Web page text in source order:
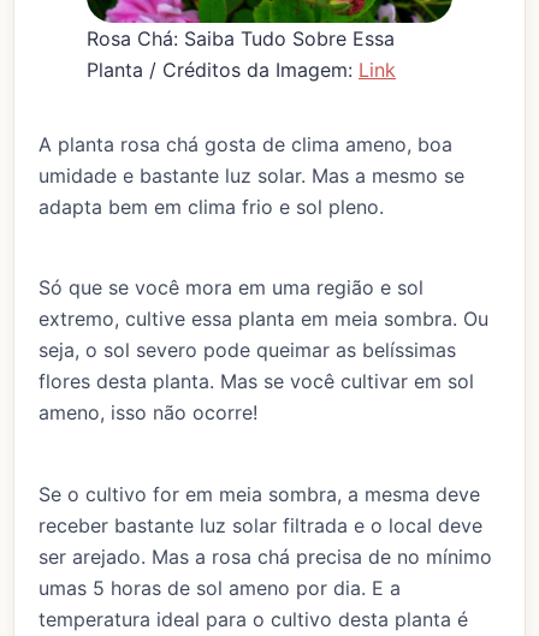
Rosa Chá: Saiba Tudo Sobre Essa
Planta / Créditos da Imagem: Link
A planta rosa chá gosta de clima ameno, boa
umidade e bastante luz solar. Mas a mesmo se
adapta bem em clima frio e sol pleno.
Só que se você mora em uma região e sol
extremo, cultive essa planta em meia sombra. Ou
seja, o sol severo pode queimar as belíssimas
flores desta planta. Mas se você cultivar em sol
ameno, isso não ocorre!
Se o cultivo for em meia sombra, a mesma deve
receber bastante luz solar filtrada e o local deve
ser arejado. Mas a rosa chá precisa de no mínimo
umas 5 horas de sol ameno por dia. E a
temperatura ideal para o cultivo desta planta é